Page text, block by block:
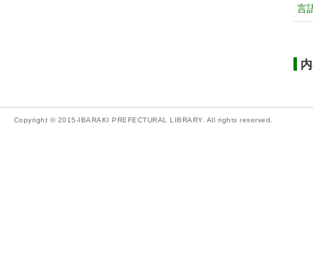
言
Copyright © 2015-IBARAKI PREFECTURAL LIBRARY. All rights reserved.